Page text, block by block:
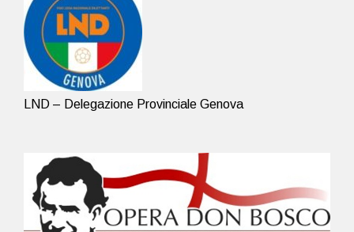
LND – Delegazione Provinciale Genova